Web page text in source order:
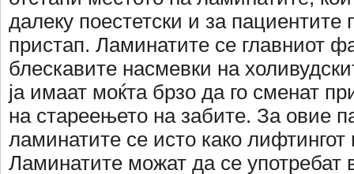
далеку поестетски и за
пристап. Ламинатите се главниот
блескавите насмевки на
ја имаат моќта брзо да го сменат
на стареењето на забите. За овие
ламинатите се исто како лифтингот
Ламинатите можат да се